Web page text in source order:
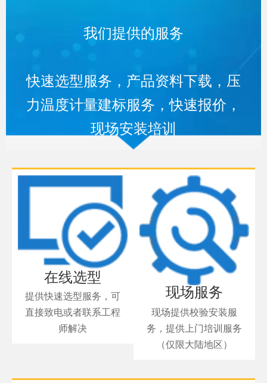
我们提供的服务
快速选型服务，产品资料下载，压
力温度计量建标服务，快速报价，
现场安装培训
在线选型
提供快速选型服务，可
直接致电或者联系工程
师解决
现场服务
现场提供校验安装服
务，提供上门培训服务
（仅限大陆地区）